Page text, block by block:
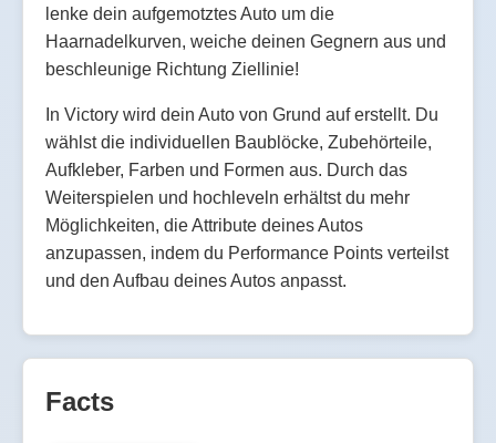
lenke dein aufgemotztes Auto um die
Haarnadelkurven, weiche deinen Gegnern aus und
beschleunige Richtung Ziellinie!
In Victory wird dein Auto von Grund auf erstellt. Du
wählst die individuellen Baublöcke, Zubehörteile,
Aufkleber, Farben und Formen aus. Durch das
Weiterspielen und hochleveln erhältst du mehr
Möglichkeiten, die Attribute deines Autos
anzupassen, indem du Performance Points verteilst
und den Aufbau deines Autos anpasst.
Facts